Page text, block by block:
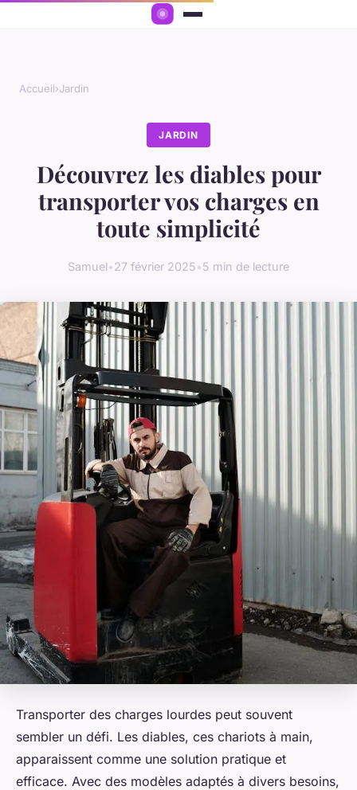
Accueil›Jardin
JARDIN
Découvrez les diables pour
transporter vos charges en
toute simplicité
Samuel•27 février 2025•5 min de lecture
Transporter des charges lourdes peut souvent
sembler un défi. Les diables, ces chariots à main,
apparaissent comme une solution pratique et
efficace. Avec des modèles adaptés à divers besoins,